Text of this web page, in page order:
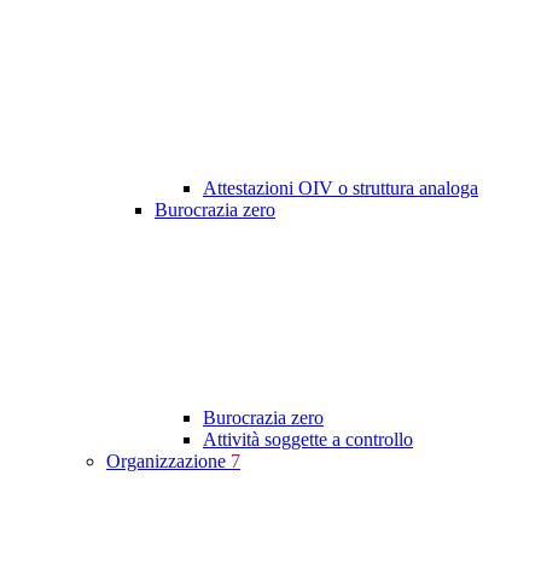
Attestazioni OIV o struttura analoga
Burocrazia zero
Burocrazia zero
Attività soggette a controllo
Organizzazione 7